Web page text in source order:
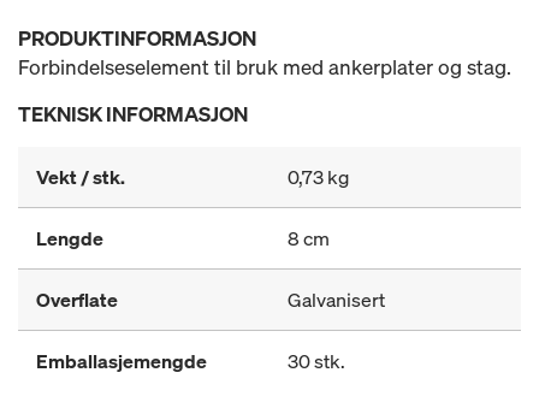
PRODUKTINFORMASJON
Forbindelseselement til bruk med ankerplater og stag.
TEKNISK INFORMASJON
Vekt / stk. 0,73 kg
Lengde 8 cm
Overflate Galvanisert
Emballasjemengde 30 stk.